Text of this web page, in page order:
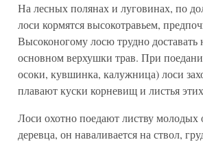
На лесных полянах и луговинах, по
лоси кормятся высокотравьем,
Высоконогому лосю трудно доставать
основном верхушки трав. При
осоки, кувшинка, калужница) лоси
плавают куски корневищ и листья
Лоси охотно поедают листву молодых
деревца, он наваливается на ствол,